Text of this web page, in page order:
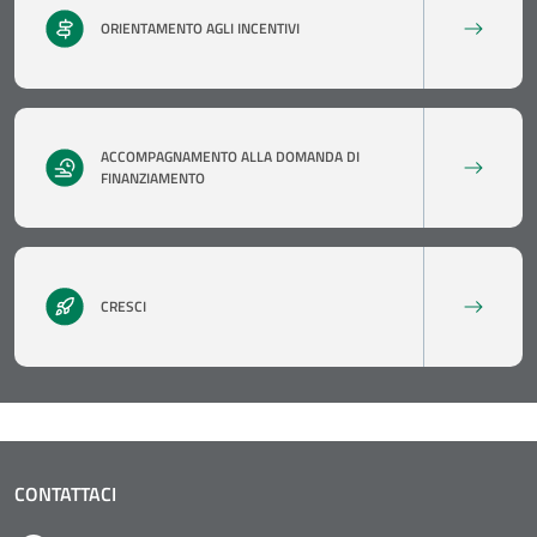
ORIENTAMENTO AGLI INCENTIVI
ACCOMPAGNAMENTO ALLA DOMANDA DI
FINANZIAMENTO
CRESCI
CONTATTACI